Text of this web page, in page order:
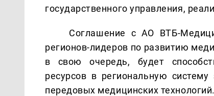
государственного управления,
Соглашение с АО ВТБ-
регионов-лидеров по развитию
в свою очередь, будет
ресурсов в региональную
передовых медицинских технологий.